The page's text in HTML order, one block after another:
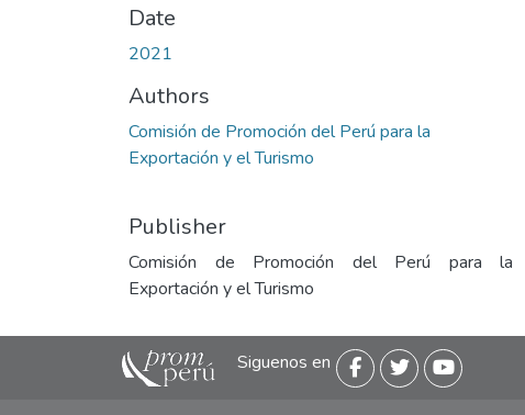
Date
2021
Authors
Comisión de Promoción del Perú para la
Exportación y el Turismo
Publisher
Comisión de Promoción del Perú para la
Exportación y el Turismo
Siguenos en